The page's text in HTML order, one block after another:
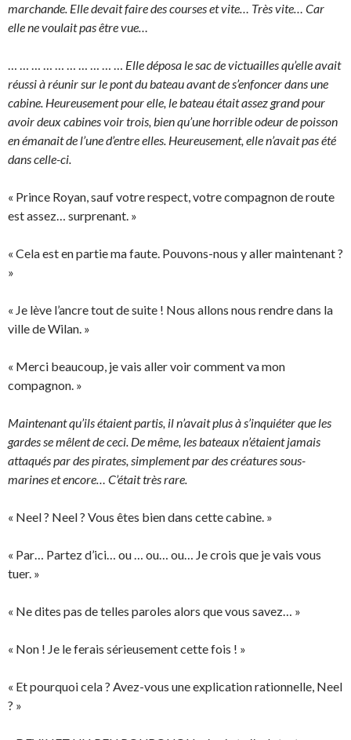
marchande. Elle devait faire des courses et vite… Très vite… Car
elle ne voulait pas être vue…
… … … … … … … … … … Elle déposa le sac de victuailles qu’elle avait
réussi à réunir sur le pont du bateau avant de s’enfoncer dans une
cabine. Heureusement pour elle, le bateau était assez grand pour
avoir deux cabines voir trois, bien qu’une horrible odeur de poisson
en émanait de l’une d’entre elles. Heureusement, elle n’avait pas été
dans celle-ci.
« Prince Royan, sauf votre respect, votre compagnon de route
est assez… surprenant. »
« Cela est en partie ma faute. Pouvons-nous y aller maintenant ?
»
« Je lève l’ancre tout de suite ! Nous allons nous rendre dans la
ville de Wilan. »
« Merci beaucoup, je vais aller voir comment va mon
compagnon. »
Maintenant qu’ils étaient partis, il n’avait plus à s’inquiéter que les
gardes se mêlent de ceci. De même, les bateaux n’étaient jamais
attaqués par des pirates, simplement par des créatures sous-
marines et encore… C’était très rare.
« Neel ? Neel ? Vous êtes bien dans cette cabine. »
« Par… Partez d’ici… ou … ou… ou… Je crois que je vais vous
tuer. »
« Ne dites pas de telles paroles alors que vous savez… »
« Non ! Je le ferais sérieusement cette fois ! »
« Et pourquoi cela ? Avez-vous une explication rationnelle, Neel
? »